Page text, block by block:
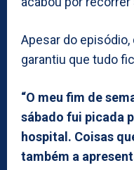
Apesar do
garantiu que tudo
“O meu fim de
sábado fui picada
hospital. Coisas
também a